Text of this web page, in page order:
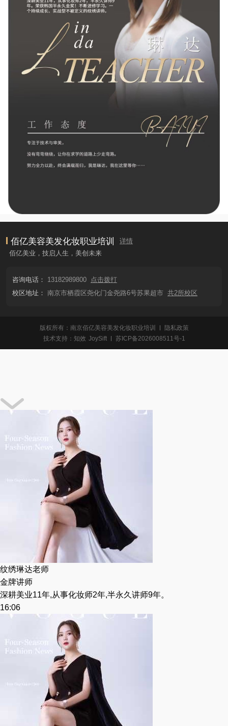
佰亿美容美发化妆职业培训
详情
佰亿美业，技启人生，美创未来
咨询电话： 13182989800 点击拨打
校区地址： 南京市栖霞区尧化门金尧路6号苏果超市 共2所校区
版权所有：南京佰亿美容美发化妆职业培训
隐私政策
技术支持： 知效 JoySift 苏ICP备2026008511号-1
纹绣琳达老师
金牌讲师
深耕美业11年,从事化妆师2年,半永久讲师9年。
16:06